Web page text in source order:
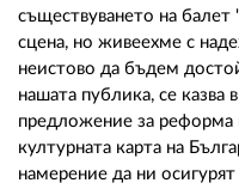
съществуването на балет
сцена, но живеехме с
неистово да бъдем
нашата публика, се казва
предложение за реформа
културната карта на
намерение да ни